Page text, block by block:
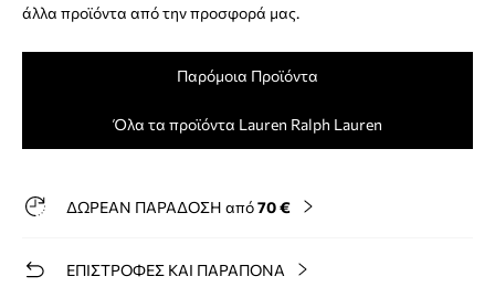
άλλα προϊόντα από την προσφορά μας.
Παρόμοια Προϊόντα
Όλα τα προϊόντα Lauren Ralph Lauren
ΔΩΡΕΑΝ ΠΑΡΑΔΟΣΗ από70 €
ΕΠΙΣΤΡΟΦΕΣ ΚΑΙ ΠΑΡΑΠΟΝΑ